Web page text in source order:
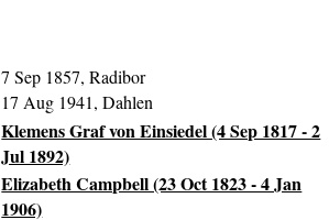
7 Sep 1857, Radibor
17 Aug 1941, Dahlen
Klemens Graf von Einsiedel (4 Sep 1817 - 2
Jul 1892)
Elizabeth Campbell (23 Oct 1823 - 4 Jan
1906)